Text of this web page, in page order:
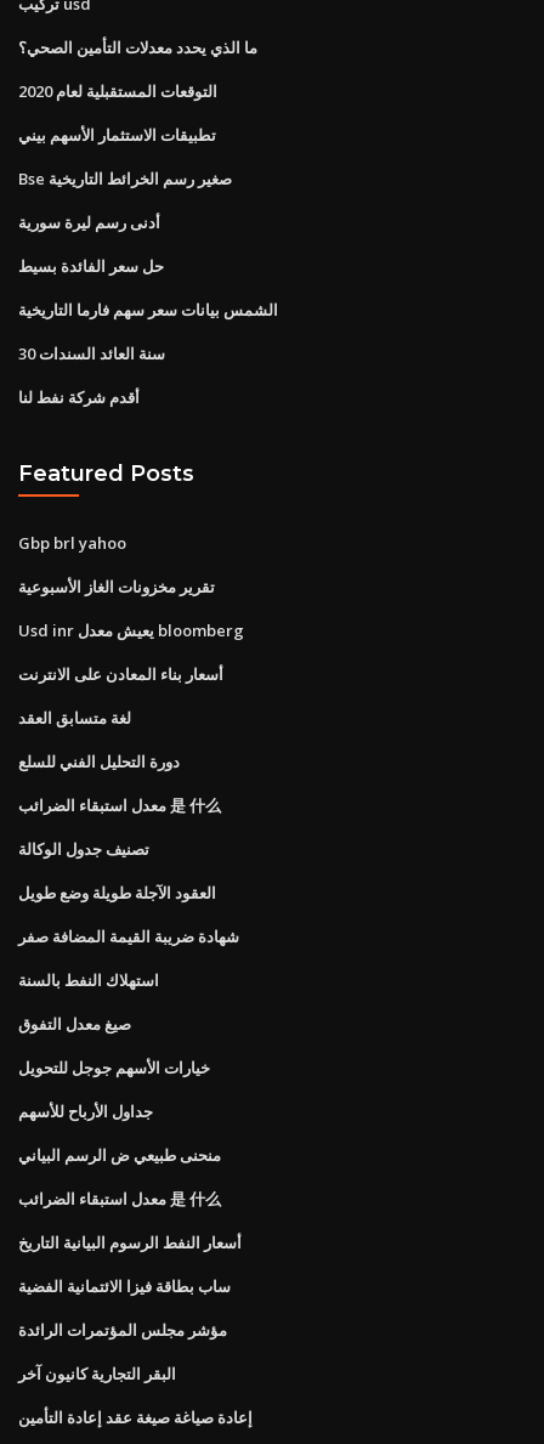
ما الذي يحدد معدلات التأمين الصحي؟
التوقعات المستقبلية لعام 2020
تطبيقات الاستثمار الأسهم بيني
Bse صغير رسم الخرائط التاريخية
أدنى رسم ليرة سورية
حل سعر الفائدة بسيط
الشمس بيانات سعر سهم فارما التاريخية
30 سنة العائد السندات
أقدم شركة نفط لنا
Featured Posts
Gbp brl yahoo
تقرير مخزونات الغاز الأسبوعية
Usd inr يعيش معدل bloomberg
أسعار بناء المعادن على الانترنت
لغة متسابق العقد
دورة التحليل الفني للسلع
معدل استبقاء الضرائب 是 什么
تصنيف جدول الوكالة
العقود الآجلة طويلة وضع طويل
شهادة ضريبة القيمة المضافة صفر
استهلاك النفط بالسنة
صيغ معدل التفوق
خيارات الأسهم جوجل للتحويل
جداول الأرباح للأسهم
منحنى طبيعي ض الرسم البياني
معدل استبقاء الضرائب 是 什么
أسعار النفط الرسوم البيانية التاريخ
ساب بطاقة فيزا الائتمانية الفضية
مؤشر مجلس المؤتمرات الرائدة
البقر التجارية كانيون آخر
إعادة صياغة صيغة عقد إعادة التأمين